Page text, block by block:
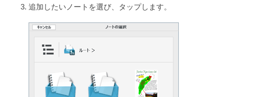
追加したいノートを選び、タップします。